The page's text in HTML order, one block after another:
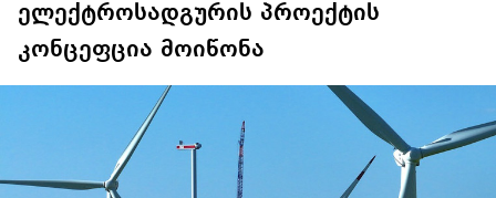
ელექტროსადგურის პროექტის
კონცეფცია მოიწონა